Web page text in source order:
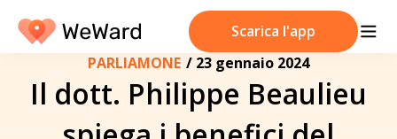
Scarica l'app
PARLIAMONE / 23 gennaio 2024
Il dott. Philippe Beaulieu